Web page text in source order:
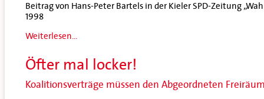
Beitrag von Hans-Peter Bartels in der Kieler SPD-Zeitung
1998
Weiterlesen...
Öfter mal locker!
Koalitionsverträge müssen den Abgeordneten